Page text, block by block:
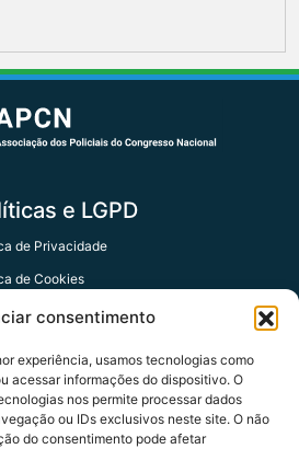
consentimento
experiência, usamos tecnologias como
acessar informações do dispositivo. O
nos permite processar dados
ou IDs exclusivos neste site. O não
do consentimento pode afetar
e LGPD
de Privacidade
de Cookies
de Trocas e Devoluções
Contatos
+55 61 97401-0594
contato@apcn.org.br